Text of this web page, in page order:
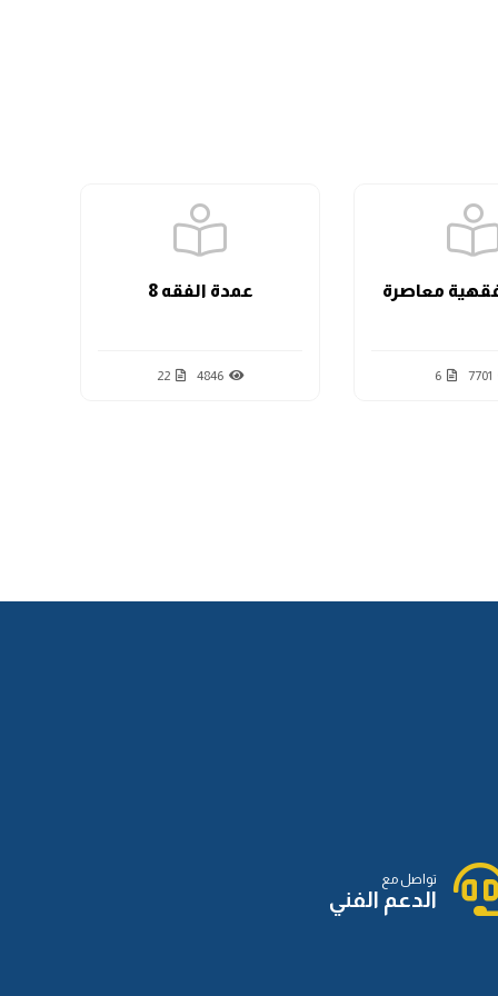
معاصرة
7701
6
عمدة الفقه 8
4846
22
تواصل مع
الدعم الفني